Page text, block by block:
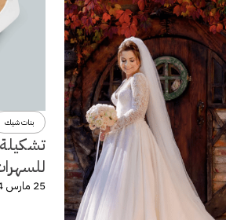
بنات شيك
25 مارس 2014